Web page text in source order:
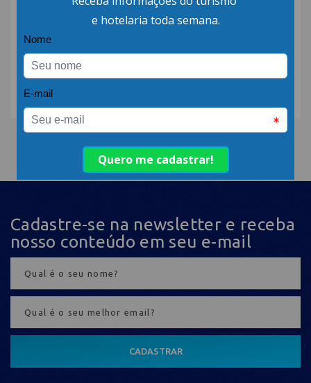
14.SET.22 | POR: ABIH-SC
ABIH-SC participa do 2°
Encontro Regional do
Turismo
Cadastre-se na newsletter e receba
nosso conteúdo em seu e-mail
CADASTRAR